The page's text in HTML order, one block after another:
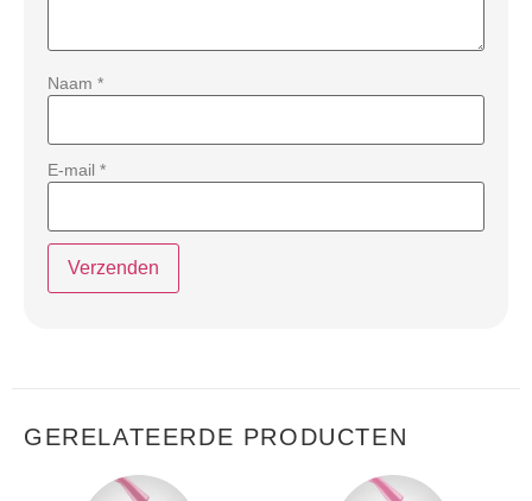
Naam *
E-mail *
GERELATEERDE PRODUCTEN